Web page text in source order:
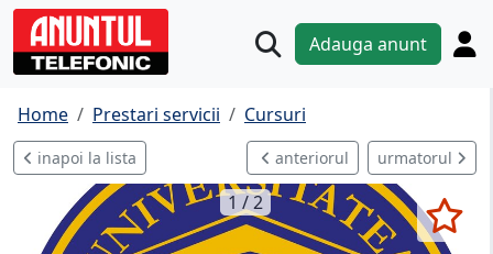
Adauga anunt
Home Prestari servicii Cursuri
inapoi la lista anteriorul urmatorul
1 / 2